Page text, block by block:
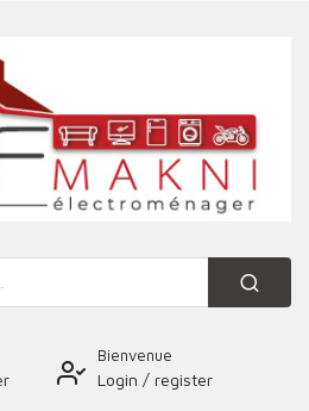
Bienvenue
Login / register